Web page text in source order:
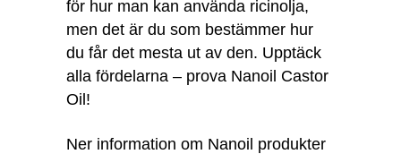
för hur man kan använda ricinolja,
men det är du som bestämmer hur
du får det mesta ut av den. Upptäck
alla fördelarna – prova Nanoil Castor
Oil!
Ner information om Nanoil produkter